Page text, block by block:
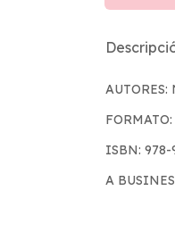
AUTORES:
ISBN:
A